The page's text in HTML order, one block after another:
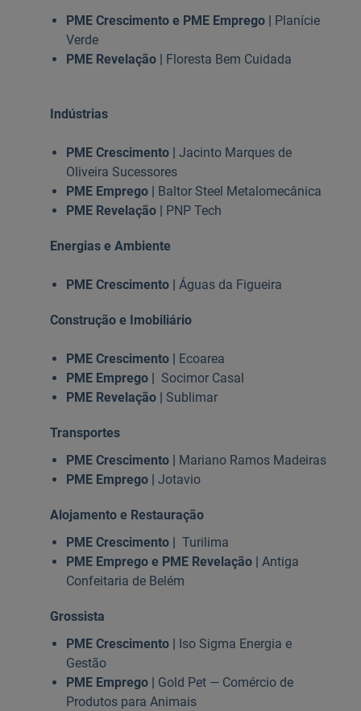
PME Crescimento e PME Emprego |
Planície
Verde
PME Revelação |
Floresta Bem Cuidada
Indústrias
PME Crescimento |Jacinto Marques de
Oliveira Sucessores
PME Emprego |
Baltor Steel Metalomecânica
PME Revelação |
PNP Tech
Energias e Ambiente
PME Crescimento |Águas da Figueira
Construção e Imobiliário
PME Crescimento |
Ecoarea
PME Emprego | Socimor Casal
PME Revelação | Sublimar
Transportes
PME Crescimento | Mariano Ramos Madeiras
PME Emprego |Jotavio
Alojamento e Restauração
PME Crescimento |Turilima
PME Emprego e PME Revelação |Antiga
Confeitaria de Belém
Grossista
PME Crescimento |
Iso Sigma Energia e
Gestão
PME Emprego | Gold Pet — Comércio de
Produtos para Animais